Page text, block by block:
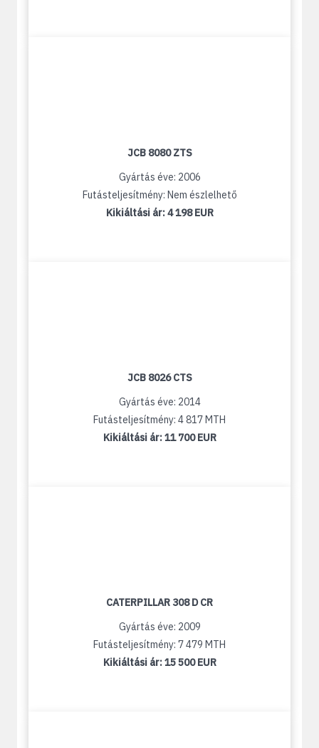
JCB 8080 ZTS
Gyártás éve: 2006
Futásteljesítmény: Nem észlelhető
Kikiáltási ár:4 198 EUR
JCB 8026 CTS
Gyártás éve: 2014
Futásteljesítmény: 4 817 MTH
Kikiáltási ár:11 700 EUR
CATERPILLAR 308 D CR
Gyártás éve: 2009
Futásteljesítmény: 7 479 MTH
Kikiáltási ár:15 500 EUR